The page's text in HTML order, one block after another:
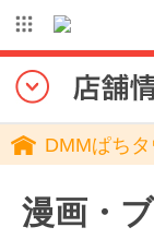
DMMぱち
漫画・